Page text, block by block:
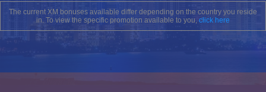
The current XM bonuses available differ depending on the country you reside
in. To view the specific promotion available to you, click here